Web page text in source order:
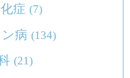
症 (7)
病 (134)
(21)